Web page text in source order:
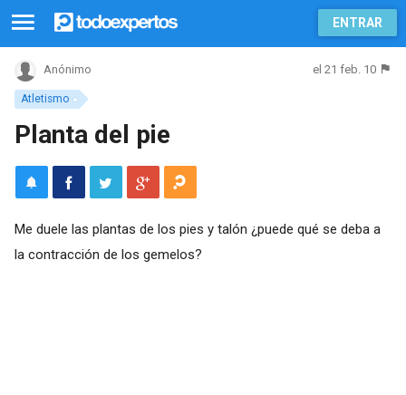
ENTRAR
Atletismo
Anónimo el 21 feb. 10
Planta del pie
Me duele las plantas de los pies y talón ¿puede qué se deba a
la contracción de los gemelos?